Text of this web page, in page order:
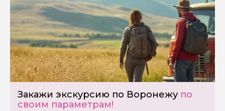
Закажи экскурсию по Воронежу по
своим параметрам!